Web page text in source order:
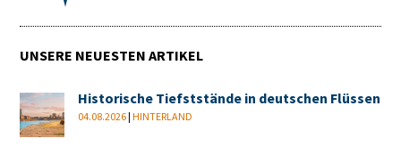
UNSERE NEUESTEN ARTIKEL
Historische Tiefststände in deutschen Flüssen
04.08.2026 |HINTERLAND